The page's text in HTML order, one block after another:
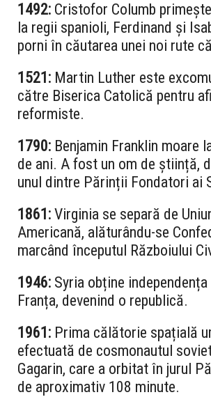
1492: Cristofor Columb
la regii spanioli, Ferdinand și
porni în căutarea unei noi rute
1521: Martin Luther este
către Biserica Catolică pentru
reformiste.
1790: Benjamin Franklin moare
de ani. A fost un om de știință,
unul dintre Părinții Fondatori ai
1861: Virginia se separă de
Americană, alăturându-se
marcând începutul Războiului
1946: Syria obține
Franța, devenind o republică.
1961: Prima călătorie spațială
efectuată de cosmonautul
Gagarin, care a orbitat în jurul
de aproximativ 108 minute.